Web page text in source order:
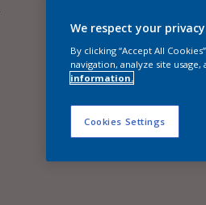
We respect your
By clicking “Accept All
navigation, analyze site
information.
Cookies Settings